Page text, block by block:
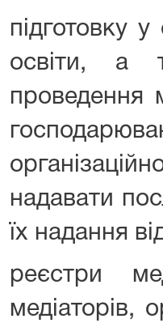
підготовку
освіти, а
проведення
надавати
їх надання
реєстри
медіаторів,